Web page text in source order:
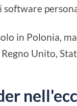
in Polonia,
Unito,